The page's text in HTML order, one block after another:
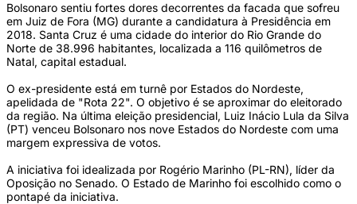
Bolsonaro sentiu fortes dores decorrentes da facada que sofreu
em Juiz de Fora (MG) durante a candidatura à Presidência em
2018. Santa Cruz é uma cidade do interior do Rio Grande do
Norte de 38.996 habitantes, localizada a 116 quilômetros de
Natal, capital estadual.
O ex-presidente está em turnê por Estados do Nordeste,
apelidada de "Rota 22". O objetivo é se aproximar do eleitorado
da região. Na última eleição presidencial, Luiz Inácio Lula da Silva
(PT) venceu Bolsonaro nos nove Estados do Nordeste com uma
margem expressiva de votos.
A iniciativa foi idealizada por Rogério Marinho (PL-RN), líder da
Oposição no Senado. O Estado de Marinho foi escolhido como o
pontapé da iniciativa.